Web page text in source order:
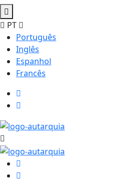
PT
Português
Inglês
Espanhol
Francês